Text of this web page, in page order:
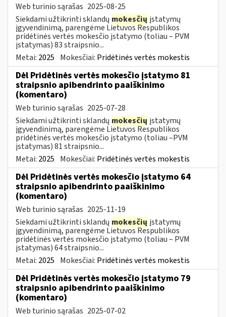
Web turinio sąrašas 2025-08-25
Siekdami užtikrinti sklandų mokesčių įstatymų
įgyvendinimą, parengėme Lietuvos Respublikos
pridėtinės vertės mokesčio įstatymo (toliau – PVM
įstatymas) 83 straipsnio...
Metai: 2025 Mokesčiai: Pridėtinės vertės mokestis
Dėl Pridėtinės vertės mokesčio įstatymo 81
straipsnio apibendrinto paaiškinimo
(komentaro)
Web turinio sąrašas 2025-07-28
Siekdami užtikrinti sklandų mokesčių įstatymų
įgyvendinimą, parengėme Lietuvos Respublikos
pridėtinės vertės mokesčio įstatymo (toliau –PVM
įstatymas) 81 straipsnio...
Metai: 2025 Mokesčiai: Pridėtinės vertės mokestis
Dėl Pridėtinės vertės mokesčio įstatymo 64
straipsnio apibendrinto paaiškinimo
(komentaro)
Web turinio sąrašas 2025-11-19
Siekdami užtikrinti sklandų mokesčių įstatymų
įgyvendinimą, parengėme Lietuvos Respublikos
pridėtinės vertės mokesčio įstatymo (toliau – PVM
įstatymas) 64 straipsnio...
Metai: 2025 Mokesčiai: Pridėtinės vertės mokestis
Dėl Pridėtinės vertės mokesčio įstatymo 79
straipsnio apibendrinto paaiškinimo
(komentaro)
Web turinio sąrašas 2025-07-02